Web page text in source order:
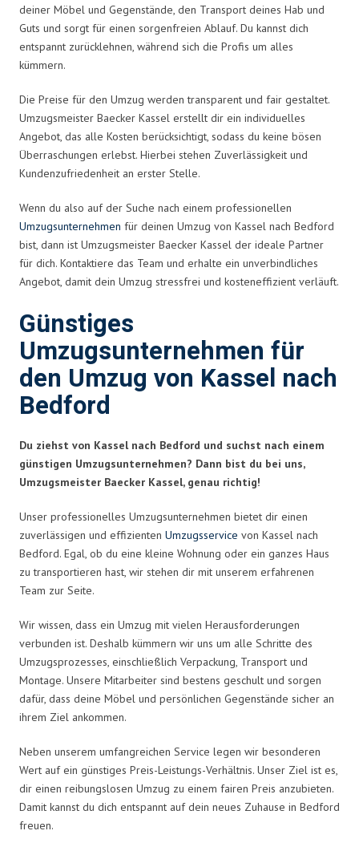
deiner Möbel und Gegenstände, den Transport deines Hab und
Guts und sorgt für einen sorgenfreien Ablauf. Du kannst dich
entspannt zurücklehnen, während sich die Profis um alles
kümmern.
Die Preise für den Umzug werden transparent und fair gestaltet.
Umzugsmeister Baecker Kassel erstellt dir ein individuelles
Angebot, das alle Kosten berücksichtigt, sodass du keine bösen
Überraschungen erlebst. Hierbei stehen Zuverlässigkeit und
Kundenzufriedenheit an erster Stelle.
Wenn du also auf der Suche nach einem professionellen
Umzugsunternehmen für deinen Umzug von Kassel nach Bedford
bist, dann ist Umzugsmeister Baecker Kassel der ideale Partner
für dich. Kontaktiere das Team und erhalte ein unverbindliches
Angebot, damit dein Umzug stressfrei und kosteneffizient verläuft.
Günstiges
Umzugsunternehmen für
den Umzug von Kassel nach
Bedford
Du ziehst von Kassel nach Bedford und suchst nach einem
günstigen Umzugsunternehmen? Dann bist du bei uns,
Umzugsmeister Baecker Kassel, genau richtig!
Unser professionelles Umzugsunternehmen bietet dir einen
zuverlässigen und effizienten Umzugsservice von Kassel nach
Bedford. Egal, ob du eine kleine Wohnung oder ein ganzes Haus
zu transportieren hast, wir stehen dir mit unserem erfahrenen
Team zur Seite.
Wir wissen, dass ein Umzug mit vielen Herausforderungen
verbunden ist. Deshalb kümmern wir uns um alle Schritte des
Umzugsprozesses, einschließlich Verpackung, Transport und
Montage. Unsere Mitarbeiter sind bestens geschult und sorgen
dafür, dass deine Möbel und persönlichen Gegenstände sicher an
ihrem Ziel ankommen.
Neben unserem umfangreichen Service legen wir besonderen
Wert auf ein günstiges Preis-Leistungs-Verhältnis. Unser Ziel ist es,
dir einen reibungslosen Umzug zu einem fairen Preis anzubieten.
Damit kannst du dich entspannt auf dein neues Zuhause in Bedford
freuen.